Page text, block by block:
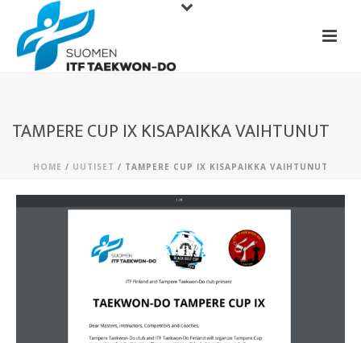
TAMPERE CUP IX KISAPAIKKA VAIHTUNUT
HOME / UUTISET / TAMPERE CUP IX KISAPAIKKA VAIHTUNUT